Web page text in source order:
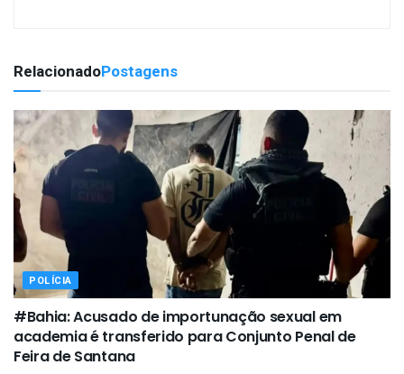
RelacionadoPostagens
POLÍCIA
#Bahia: Acusado de importunação sexual em
academia é transferido para Conjunto Penal de
Feira de Santana